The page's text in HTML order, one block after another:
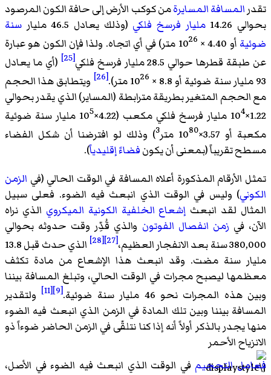
تقدر المسافة المسايرةمن كوكب الأرض إلى حافة الكون المرصود
بحوالي 14.26
مليار فرسخ فلكي (وذلك يعادل 46.5 مليار
سنة
ضوئية أو 4.40 × 10 26
متر) في أي اتجاه. ولذا فإن الكون هو عبارة
عن طبقة قطرها حوالي 28.5 مليار فرسخ فلكي
[25]
(أي ما يعادل
93 مليار سنة ضوئية أو 8.8 × 10
26 متر).[26]
ويتطابق هذا الحجم
مع الحجم المتغير بطريقة مترابطة (المساير) الذي يقدر بحوالي
1.22×10
4 مليار فرسخ فلكي مكعب (4.22×10 5
مليار سنة ضوئية
مكعبة أو 3.57×10
80 متر3) وذلك لو افترضنا أن شكل الفضاء
مسطح تقريباً (بمعنى أن يكونفضاءً إقليدياً).
تمثل الأرقام المذكورة أعلاه المسافة في الوقت الحالي (في الزمن
الكوني) وليس في الوقت الذي انبعث فيه الضوء. فعلى سبيل
المثال لقد انبعث إشعاع الخلفية الكونية الميكروي الذي نراه
الآن، في زمن انفصال الفوتون والذي قُدِّر وقت حدوثه بحوالي
380,000 سنة بعد الانفجار العظيم،
[27]
[28]
الذي حدث قبل 13.8
مليار سنة مضت. وقد انبعث هذا الإشعاع من مادة تكثف
معظمها ليصبح مجرات في الوقت الحالي، وتبلغ المسافة بيننا
وبين هذه المجرات نحو 46 مليار سنة ضوئية.
[9]
[11]
ولتقدير
المسافة بيننا وبين تلك المادة في الزمن الذي انبعث فيه الضوء
منها يجدر بالذكر أولاً أنه إذا كنا نتلقّى في الزمن الحاضر ضوءاً ذو
الانزياح الأحمر
فعامل التحجيم في الوقت الذي انبعث فيه الضوء في الأصل،